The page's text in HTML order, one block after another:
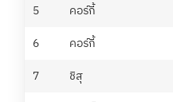
5
คอร์กี้
6
คอร์กี้
7
ชิสุ